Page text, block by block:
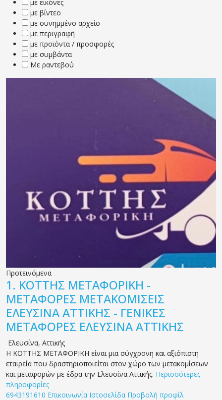
με εικόνες
με βίντεο
με συνημμένο αρχείο
με περιγραφή
με προϊόντα / προσφορές
με συμβάντα
Με ραντεβού
Προτεινόμενα
1. ΚΟΤΤΗΣ ΜΕΤΑΦΟΡΙΚΗ -
ΜΕΤΑΦΟΡΕΣ ΜΕΤΑΚΟΜΙΣΕΙΣ
ΕΛΕΥΣΙΝΑ ΑΤΤΙΚΗΣ - ΓΕΝΙΚΕΣ
ΜΕΤΑΦΟΡΕΣ ΕΛΕΥΣΙΝΑ ΑΤΤΙΚΗΣ
Ελευσίνα, Αττικής
Η ΚΟΤΤΗΣ ΜΕΤΑΦΟΡΙΚΗ είναι μια σύγχρονη και αξιόπιστη
εταιρεία που δραστηριοποιείται στον χώρο των μετακομίσεων
και μεταφορών με έδρα την Ελευσίνα Αττικής. Περισσότερες
πληροφορίες
6943191610 Επικοινωνία Ιστοσελίδα Προβολή προφίλ